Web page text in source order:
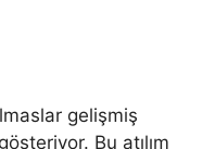
gelişmiş
Bu atılım